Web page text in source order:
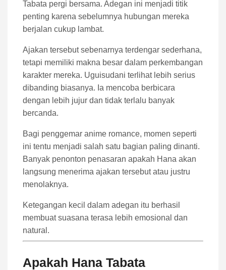
Tabata pergi bersama. Adegan ini menjadi titik
penting karena sebelumnya hubungan mereka
berjalan cukup lambat.
Ajakan tersebut sebenarnya terdengar sederhana,
tetapi memiliki makna besar dalam perkembangan
karakter mereka. Uguisudani terlihat lebih serius
dibanding biasanya. Ia mencoba berbicara
dengan lebih jujur dan tidak terlalu banyak
bercanda.
Bagi penggemar anime romance, momen seperti
ini tentu menjadi salah satu bagian paling dinanti.
Banyak penonton penasaran apakah Hana akan
langsung menerima ajakan tersebut atau justru
menolaknya.
Ketegangan kecil dalam adegan itu berhasil
membuat suasana terasa lebih emosional dan
natural.
Apakah Hana Tabata